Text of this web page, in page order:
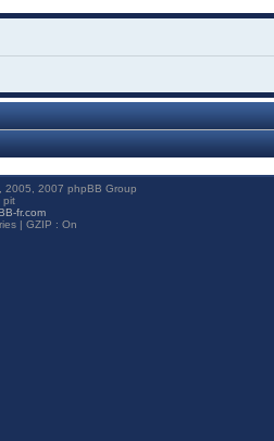
2005, 2007 phpBB Group
pit
fr.com
| GZIP : On